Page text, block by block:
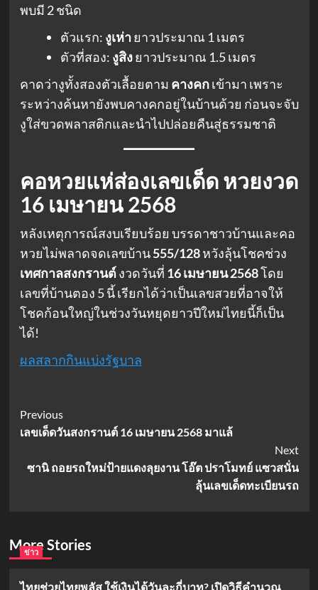
พบมี 2 ชนิด
ตัวแรก: งูเห่ายาวประมาณ 1 เมตร
ตัวที่สอง: งูสิงยาวประมาณ 1.5 เมตร
คาดว่างูทั้งสองตัวเลื้อยตาม คางคกเข้ามา เพราะ
ระหว่างค้นหายังพบคางคกอยู่ในบ้านด้วย ก่อนจะจับ
งูใส่ขวดพลาสติกและนำไปปล่อยคืนสู่ธรรมชาติ
คอหวยแห่ส่องเลขเด็ด หวยงวด
16 เมษายน 2568
หลังเหตุการณ์สงบเรียบร้อย บรรดาชาวบ้านและคอ
หวยไม่พลาดจดเลขบ้าน555/128หวังลุ้นโชคช่วง
เทศกาลสงกรานต์งวดวันที่ 16 เมษายน 2568โดย
เลขที่บ้านตอง 5 นี้ เรียกได้ว่าเป็นเลขสวยที่อาจให้
โชคก้อนใหญ่ในช่วงวันหยุดยาวปีใหม่ไทยนี้ก็เป็น
ได้!
ผลสลากกินแบ่งรัฐบาล
Post
Navigation
Previous
เลขเด็ดวันสงกรานต์ 16 เมษายน 2568 มาแล้
Next
ซานิ ถอยรถใหม่ป้ายแดงลุยงาน โอ๊ต ปราโมทย์ แซวสนั่น
ลุ้นเลขเด็ดทะเบียนรถ
More Stories
ข่าว
ไทยช่วยไทยพลัส ใช้เงินได้วันละกี่บาท? เปิดวิธีคำนวณ